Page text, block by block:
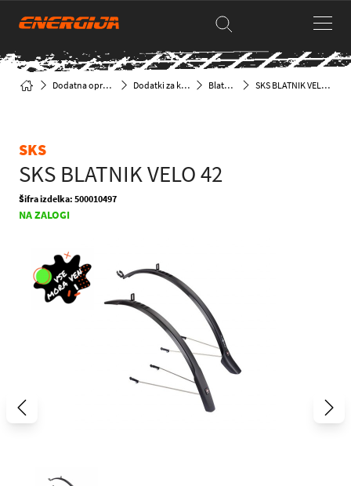
Dodatna oprema Dodatki za kolo Blatniki SKS BLATNIK VELO 42
SKS
SKS BLATNIK VELO 42
Šifra izdelka: 500010497
NA ZALOGI